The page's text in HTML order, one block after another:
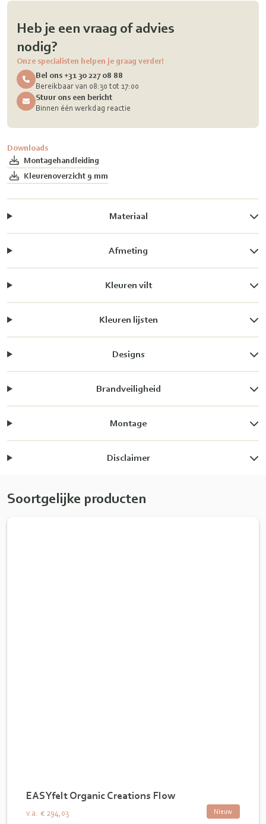
Heb je een vraag of advies
nodig?
Onze specialisten helpen je graag verder!
Bel ons +31 30 227 08 88
Bereikbaar van 08:30 tot 17:00
Stuur ons een bericht
Binnen één werkdag reactie
Downloads
Montagehandleiding
Kleurenoverzicht 9 mm
Materiaal
Afmeting
Kleuren vilt
Kleuren lijsten
Designs
Brandveiligheid
Montage
Disclaimer
Soortgelijke producten
EASYfelt Organic Creations Flow
Nieuw
v.a. € 294,03